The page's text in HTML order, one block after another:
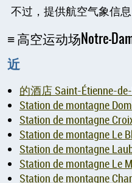
不过，提供航空气象信息
高空运动场Notre-
近
的酒店 Saint-Étienne-
Station de montagne
Station de montagne
Station de montagne Le
Station de montagne
Station de montagne Le
Station de montagne